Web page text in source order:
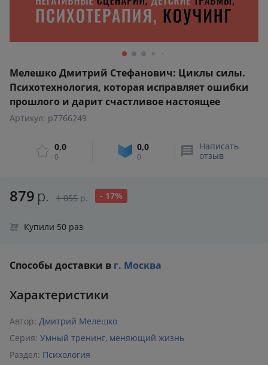
Мелешко Дмитрий Стефанович: Циклы силы.
Психотехнология, которая исправляет ошибки
прошлого и дарит счастливое настоящее
Артикул: p7766249
0,0
0
0,0
0
Написать
отзыв
879 р. 1 055 р. - 17%
Купили 50 раз
Способы доставки в г. Москва
Характеристики
Автор: Дмитрий Мелешко
Серия: Умный тренинг, меняющий жизнь
Раздел: Психология